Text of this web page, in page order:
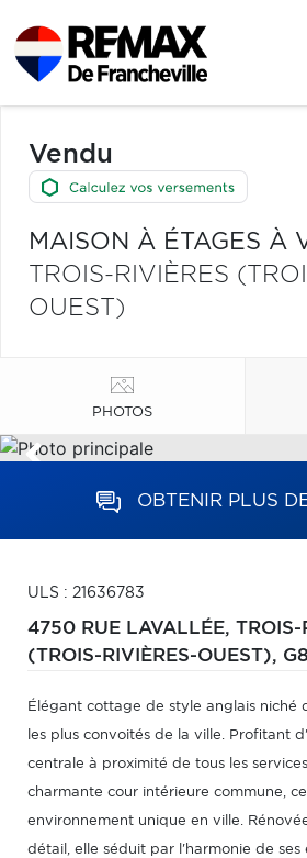
Vendu
MAISON À ÉTAGES À
TROIS-RIVIÈRES
OUEST)
PHOTOS
OBTENIR PLUS
ULS : 21636783
4750 RUE LAVALLÉE, TROIS-
(TROIS-RIVIÈRES-OUEST),
Élégant cottage de style anglais niché
les plus convoités de la ville. Profitant
centrale à proximité de tous les
charmante cour intérieure commune,
environnement unique en ville.
détail, elle séduit par l'harmonie de ses